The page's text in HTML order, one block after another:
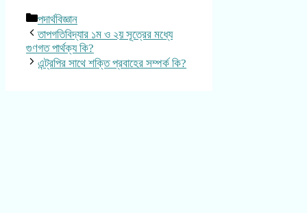
Categories
পদার্থবিজ্ঞান
তাপগতিবিদ্যার ১ম ও ২য় সূত্রের মধ্যে
গুণগত পার্থক্য কি?
এন্ট্রপির সাথে শক্তি প্রবাহের সম্পর্ক কি?